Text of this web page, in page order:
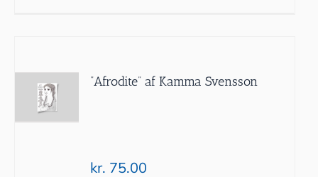
”Afrodite” af Kamma Svensson
kr. 75.00